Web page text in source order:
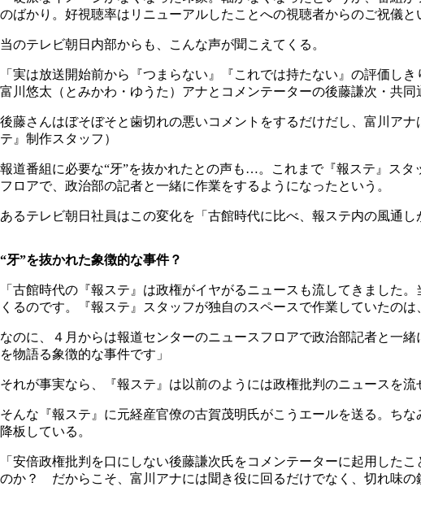
のばかり。好視聴率はリニューアルしたことへの視聴者からのご祝儀
当のテレビ朝日内部からも、こんな声が聞こえてくる。
「実は放送開始前から『つまらない』『これでは持たない』の評価し
富川悠太（とみかわ・ゆうた）アナとコメンテーターの後藤謙次・共同
後藤さんはぼそぼそと歯切れの悪いコメントをするだけだし、富川ア
テ』制作スタッフ）
報道番組に必要な“牙”を抜かれたとの声も…。これまで『報ステ』ス
フロアで、政治部の記者と一緒に作業をするようになったという。
あるテレビ朝日社員はこの変化を「古館時代に比べ、報ステ内の風通
“牙”を抜かれた象徴的な事件？
「古館時代の『報ステ』は政権がイヤがるニュースも流してきました
くるのです。『報ステ』スタッフが独自のスペースで作業していたの
なのに、４月からは報道センターのニュースフロアで政治部記者と一
を物語る象徴的な事件です」
それが事実なら、『報ステ』は以前のようには政権批判のニュースを流
そんな『報ステ』に元経産官僚の古賀茂明氏がこうエールを送る。ち
降板している。
「安倍政権批判を口にしない後藤謙次氏をコメンテーターに起用した
のか？ だからこそ、富川アナには聞き役に回るだけでなく、切れ味の